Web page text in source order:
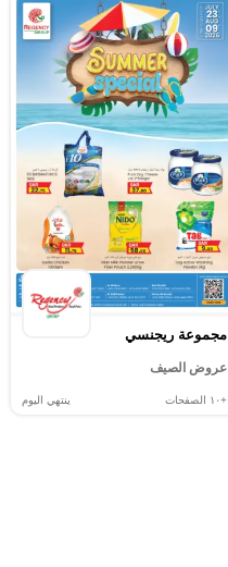
مجموعة ريجنسي
عروض الصيف
+١٠ الصفحات ينتهي اليوم